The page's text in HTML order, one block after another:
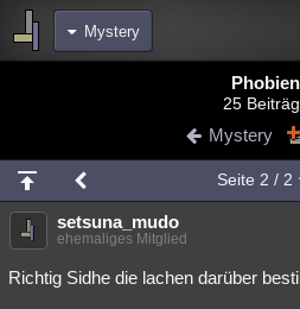
Mystery
Blogs
Chat Wiki Neuigkeiten
meine Rubriken
Menschen Wissenschaft
Spiritualität Verschwörungen
Phobien
25
Mystery
Seite 2 / 2
setsuna_mudo
ehemaliges Mitglied
Richtig Sidhe die lachen darüber